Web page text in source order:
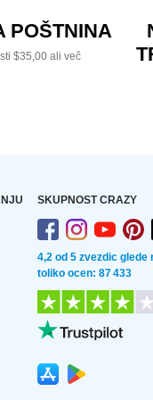
POŠTNINA
$35,00 ali več
SKUPNOST CRAZY
4,2 od 5 zvezdic glede
toliko ocen: 87 433